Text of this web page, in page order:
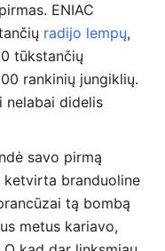
ENIAC
radijo lempų,
tūkstančių
rankinių jungiklių.
nelabai didelis
savo pirmą
branduoline
tą bombą
metus kariavo,